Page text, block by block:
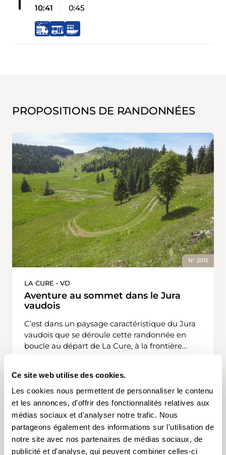
Ce site web utilise des cookies.
Les cookies nous permettent de personnaliser le contenu
et les annonces, d'offrir des fonctionnalités relatives aux
médias sociaux et d'analyser notre trafic. Nous
partageons également des informations sur l'utilisation de
notre site avec nos partenaires de médias sociaux, de
publicité et d'analyse, qui peuvent combiner celles-ci
10:41
0:45
PROPOSITIONS DE RANDONNÉES
N° 2015
LA CURE • VD
Aventure au sommet dans le Jura
vaudois
C’est dans un paysage caractéristique du Jura
vaudois que se déroule cette randonnée en
boucle au départ de La Cure, à la frontière
six kilomètres, en direction de l’est. Il faut
parfois deviner les sentiers herbeux qui
guident la marche, mais la ferme des
Coppettes, située droit devant, sert de
boussole. Les pâturages et les forêts, qui
s’étendent tout en longueur, servent de décor.
Les longs murs zèbrent le paysage. Sur le sol,
T1